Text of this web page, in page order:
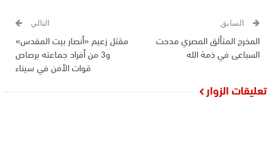
السابق
المخرج المتألق المصري مدحت
السباعى في ذمة الله
التالي
مقتل زعيم «أنصار بيت المقدس»
و3 من أفراد جماعته برصاص
قوات الأمن في سيناء
تعليقات الزوار